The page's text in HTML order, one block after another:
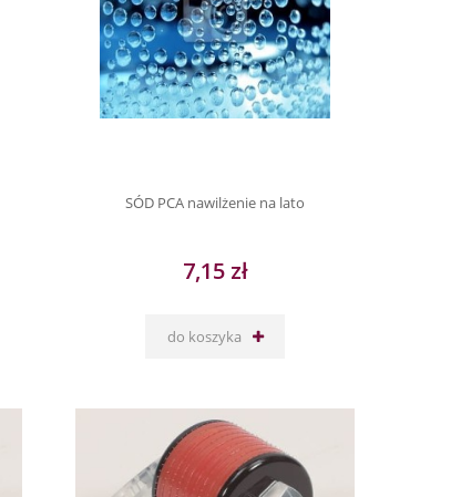
SÓD PCA nawilżenie na lato
7,15 zł
do koszyka